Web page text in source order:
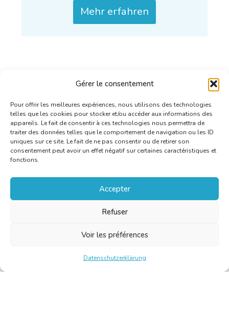
Gérer le consentement
Pour offrir les meilleures expériences, nous utilisons des technologies
telles que les cookies pour stocker et/ou accéder aux informations des
appareils. Le fait de consentir à ces technologies nous permettra de
traiter des données telles que le comportement de navigation ou les ID
uniques sur ce site. Le fait de ne pas consentir ou de retirer son
consentement peut avoir un effet négatif sur certaines caractéristiques et
fonctions.
Accepter
Refuser
Voir les préférences
Datenschutzerklärung
Mehr erfahren